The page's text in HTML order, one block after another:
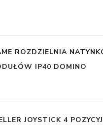
ROZDZIELNIA
IP40 DOMINO
JOYSTICK 4